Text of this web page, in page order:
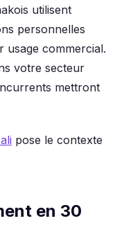
utilisent
personnelles
usage commercial.
votre secteur
mettront
pose le contexte
en 30